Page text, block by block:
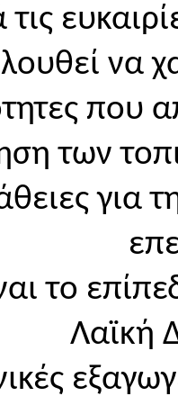
να
που
των
για
το
Λαϊκή